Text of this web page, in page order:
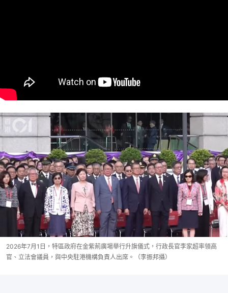
2026年7月1日，特區政府在金紫荊廣場舉行升旗儀式，行政長官李家超率領高
官、立法會議員，與中央駐港機構負責人出席。（李振邦攝）